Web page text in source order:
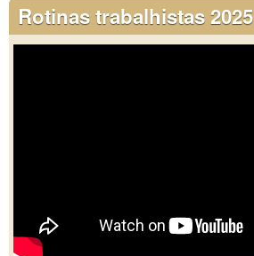
Rotinas trabalhistas 2025